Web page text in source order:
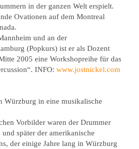
in der ganzen Welt erspielt.
Ovationen auf dem Montreal
und an der
(Popkurs) ist er als Dozent
2005 eine Workshopreihe für das
INFO:www.jostnickel.com
Würzburg in eine musikalische
Vorbilder waren der Drummer
und später der amerikanische
der einige Jahre lang in Würzburg